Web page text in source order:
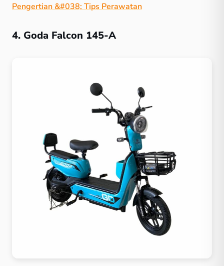
Pengertian &#038; Tips Perawatan
4. Goda Falcon 145-A